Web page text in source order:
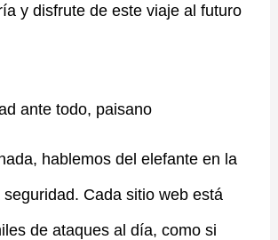
y disfrute de este viaje al futuro
ante todo, paisano
hablemos del elefante en la
Cada sitio web está
de ataques al día, como si